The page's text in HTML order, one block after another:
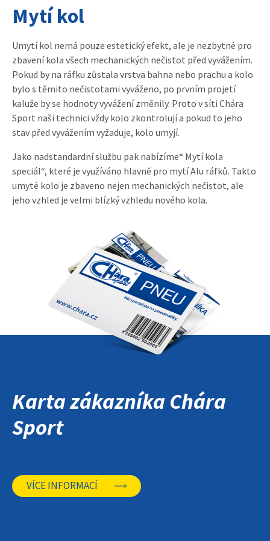
Mytí kol
Umytí kol nemá pouze estetický efekt, ale je nezbytné pro
zbavení kola všech mechanických nečistot před vyvážením.
Pokud by na ráfku zůstala vrstva bahna nebo prachu a kolo
bylo s těmito nečistotami vyváženo, po prvním projetí
kaluže by se hodnoty vyvážení změnily. Proto v síti Chára
Sport naši technici vždy kolo zkontrolují a pokud to jeho
stav před vyvážením vyžaduje, kolo umyjí.
Jako nadstandardní službu pak nabízíme“ Mytí kola
speciál“, které je využíváno hlavně pro mytí Alu ráfků. Takto
umyté kolo je zbaveno nejen mechanických nečistot, ale
jeho vzhled je velmi blízký vzhledu nového kola.
Karta zákazníka Chára
Sport
VÍCE INFORMACÍ